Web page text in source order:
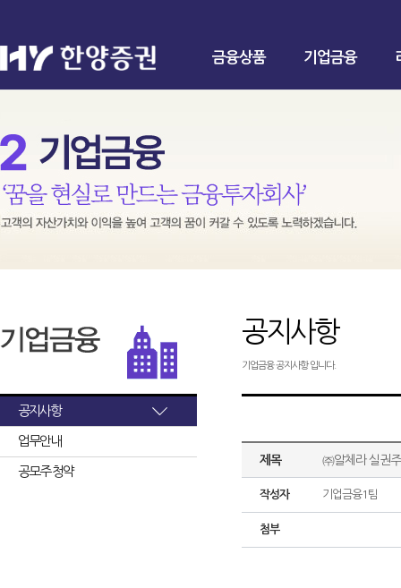
금융상품 기업금융
공지사항
업무안내
공모주 청약
공지사항
기업금융 공지사항 입니다.
제목 ㈜알체라 실권
작성자 기업금융1팀
첨부